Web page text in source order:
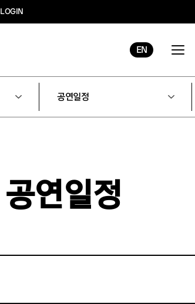
LOGIN
EN
공연일정
공연일정